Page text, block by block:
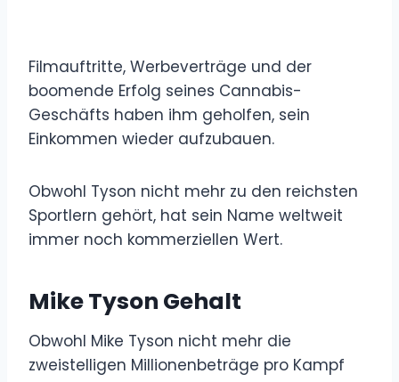
Filmauftritte, Werbeverträge und der
boomende Erfolg seines Cannabis-
Geschäfts haben ihm geholfen, sein
Einkommen wieder aufzubauen.
Obwohl Tyson nicht mehr zu den reichsten
Sportlern gehört, hat sein Name weltweit
immer noch kommerziellen Wert.
Mike Tyson Gehalt
Obwohl Mike Tyson nicht mehr die
zweistelligen Millionenbeträge pro Kampf